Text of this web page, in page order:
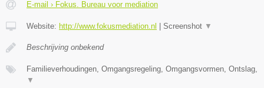
E-mail › Fokus. Bureau voor mediation
Website: http://www.fokusmediation.nl Screenshot ▼
Beschrijving onbekend
Familieverhoudingen, Omgangsregeling, Omgangsvormen, Ontslag,
▼